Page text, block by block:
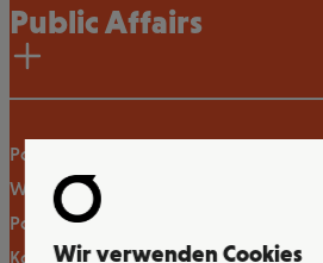
Public Affairs
Politische Strategieberatung
Wahl- und Abstimmungskampagnen
Polit- und Issue-Monitoring
Kommunikationskampagnen
Wir verwenden Cookies